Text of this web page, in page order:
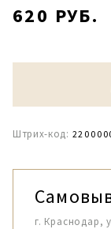
620 РУБ.
Штрих-код:
г. Краснодар,